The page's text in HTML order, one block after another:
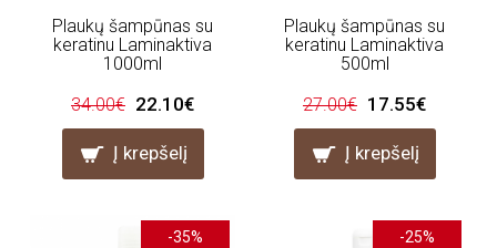
Plaukų šampūnas su
keratinu Laminaktiva
1000ml
34.00€ 22.10€
Į krepšelį
Plaukų šampūnas su
keratinu Laminaktiva
500ml
27.00€ 17.55€
Į krepšelį
-35% -25%